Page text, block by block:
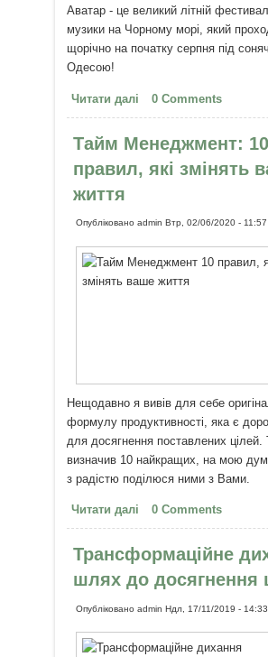
Аватар - це великий літній
музики на Чорному морі, який
щорічно на початку серпня під
Одесою!
Читати далі про Aватар –
музики під Одесою
0 Comments
Тайм Менеджмент: 10
правил, які змінять
життя
Опублікованоadmin Втр, 02/06/2020 - 11:57
Нещодавно я вивів для себе
формулу продуктивності, яка є
для досягнення поставлених цілей.
визначив 10 найкращих, на мою
з радістю поділюся ними з Вами.
Читати далі про Тайм
правил, які змінять
0 Comments
Трансформаційне
шлях до досягнення
Опублікованоadmin Ндл, 17/11/2019 - 14:33